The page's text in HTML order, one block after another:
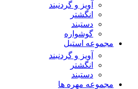
آویز و گردنبند
انگشتر
دستبند
گوشواره
مجموعه استیل
آویز و گردنبند
انگشتر
دستبند
مجموعه مهره ها